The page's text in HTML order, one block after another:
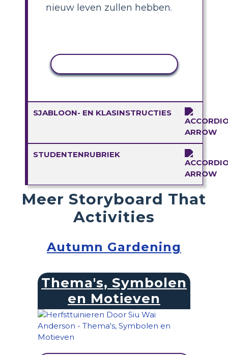
nieuw leven zullen hebben.
SJABLOON- EN KLASINSTRUCTIES
STUDENTENRUBRIEK
Meer Storyboard That
Activities
Autumn Gardening
Thema's, Symbolen
en Motieven